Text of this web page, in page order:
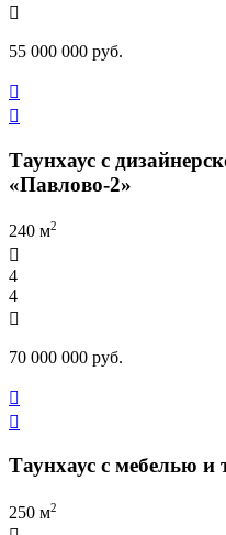

55 000 000 руб.


Таунхаус с
«Павлово-2»
240 м2

4
4

70 000 000 руб.


Таунхаус с мебелью
250 м2